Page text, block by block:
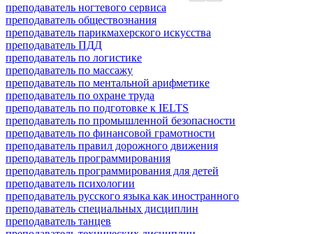
преподаватель ногтевого сервиса
преподаватель обществознания
преподаватель парикмахерского искусства
преподаватель ПДД
преподаватель по логистике
преподаватель по массажу
преподаватель по ментальной арифметике
преподаватель по охране труда
преподаватель по подготовке к IELTS
преподаватель по промышленной безопасности
преподаватель по финансовой грамотности
преподаватель правил дорожного движения
преподаватель программирования
преподаватель программирования для детей
преподаватель психологии
преподаватель русского языка как иностранного
преподаватель специальных дисциплин
преподаватель танцев